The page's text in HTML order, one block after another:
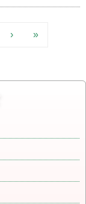
› »